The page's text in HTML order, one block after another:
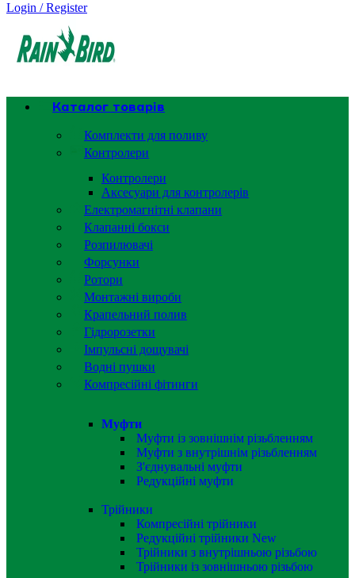
Login / Register
Каталог товарів
Комплекти для поливу
Контролери
Контролери
Аксесуари для контролерів
Електромагнітні клапани
Клапанні бокси
Розпилювачі
Форсунки
Ротори
Монтажні вироби
Крапельний полив
Гідророзетки
Імпульсні дощувачі
Водні пушки
Компресійні фітинги
Муфти
Муфти із зовнішнім різьбленням
Муфти з внутрішнім різьбленням
З'єднувальні муфти
Редукційні муфти
Трійники
Компресійні трійники
Редукційні трійники New
Трійники з внутрішньою різьбою
Трійники із зовнішньою різьбою